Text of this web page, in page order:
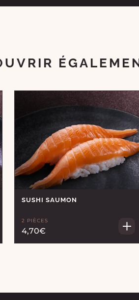
SUSHI SAUMON
2 PIÈCES
4,70€